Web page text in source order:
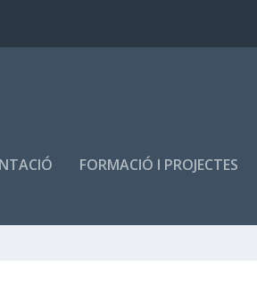
FORMACIÓ I PROJECTES